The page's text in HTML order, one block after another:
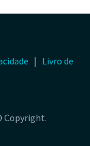
| Livro de
Copyright.